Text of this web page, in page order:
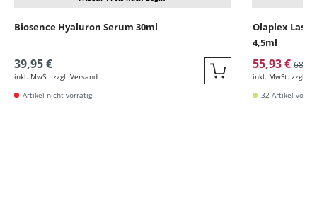
Biosence Hyaluron Serum 30ml
39,95 €
inkl. MwSt. zzgl. Versand Quickbuy
Artikel nicht vorrätig
Olaplex
4,5ml
55,93 €
inkl. MwSt. zzgl.
32 Artikel